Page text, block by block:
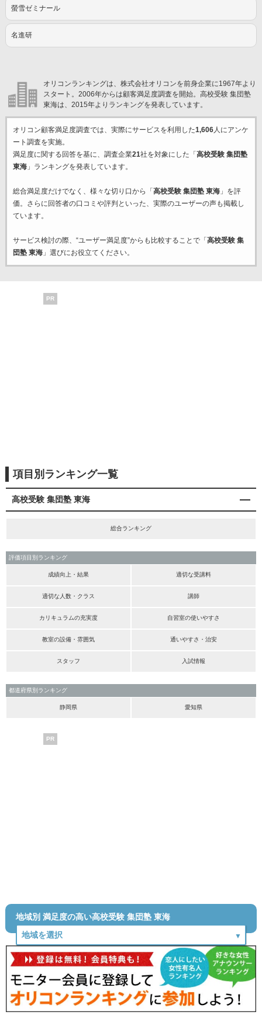
螢雪ゼミナール
名進研
オリコンランキングは、株式会社オリコンを前身企業に1967年より
スタート。2006年からは顧客満足度調査を開始。高校受験 集団塾
東海は、2015年よりランキングを発表しています。
オリコン顧客満足度調査では、実際にサービスを利用した1,606人にアンケ
ート調査を実施。
満足度に関する回答を基に、調査企業21社を対象にした「 高校受験 集団塾
東海」ランキングを発表しています。
総合満足度だけでなく、様々な切り口から「 高校受験 集団塾 東海」を評
価。さらに回答者の口コミや評判といった、実際のユーザーの声も掲載し
ています。
サービス検討の際、“ユーザー満足度”からも比較することで「 高校受験 集
団塾 東海」選びにお役立てください。
PR
項目別ランキング一覧
高校受験 集団塾 東海
総合ランキング
評価項目別ランキング
成績向上・結果 適切な受講料
適切な人数・クラス 講師
カリキュラムの充実度 自習室の使いやすさ
教室の設備・雰囲気 通いやすさ・治安
スタッフ 入試情報
都道府県別ランキング
静岡県 愛知県
PR
地域別 満足度の高い高校受験 集団塾 東海